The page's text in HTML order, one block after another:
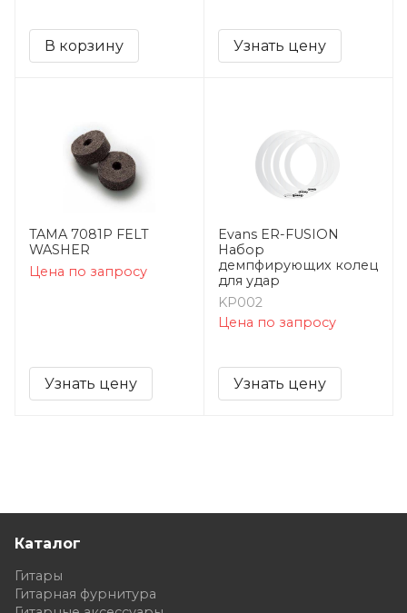
В корзину Узнать цену
TAMA 7081P FELT
WASHER
Цена по запросу
Узнать цену
Evans ER-FUSION
Набор
демпфирующих колец
для удар
KP002
Цена по запросу
Узнать цену
Каталог
Гитары
Гитарная фурнитура